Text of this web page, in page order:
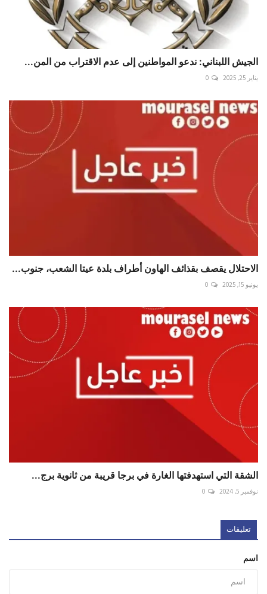
الجيش اللبناني: ندعو المواطنين إلى عدم الاقتراب من المن...
يناير 25, 2025 0
الاحتلال يقصف بقذائف الهاون أطراف بلدة عيتا الشعب، جنوب...
يونيو 15, 2025 0
الشقة التي استهدفتها الغارة في برجا قريبة من ثانوية برج...
نوفمبر 5, 2024 0
تعليقات
اسم